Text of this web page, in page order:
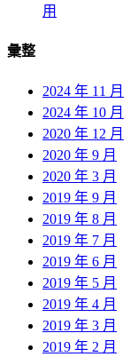
用
彙整
2024 年 11 月
2024 年 10 月
2020 年 12 月
2020 年 9 月
2020 年 3 月
2019 年 9 月
2019 年 8 月
2019 年 7 月
2019 年 6 月
2019 年 5 月
2019 年 4 月
2019 年 3 月
2019 年 2 月